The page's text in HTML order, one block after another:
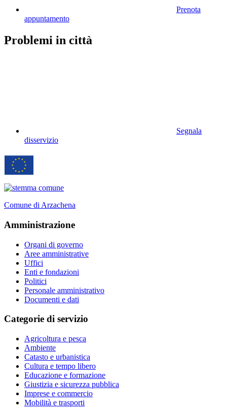
Prenota
appuntamento
Problemi in città
Segnala
disservizio
Comune di Arzachena
Amministrazione
Organi di governo
Aree amministrative
Uffici
Enti e fondazioni
Politici
Personale amministrativo
Documenti e dati
Categorie di servizio
Agricoltura e pesca
Ambiente
Catasto e urbanistica
Cultura e tempo libero
Educazione e formazione
Giustizia e sicurezza pubblica
Imprese e commercio
Mobilità e trasporti